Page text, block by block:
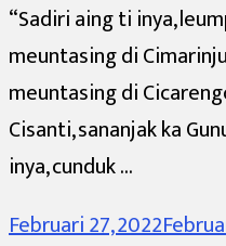
“Sadiri aing ti inya,
meuntasing di
meuntasing di
Cisanti, sananjak ka
inya, cunduk …
Februari 27, 2022